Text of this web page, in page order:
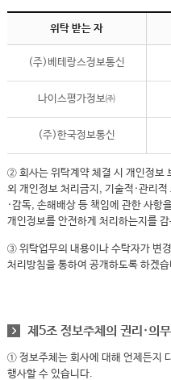
위탁 받는 자
(주)베테랑스정보통신
나이스평가정보㈜
(주)한국정보통신
② 회사는 위탁계약 체결 시 개인정보
외 개인정보 처리금지, 기술적·관리
·감독, 손해배상 등 책임에 관한 사항
개인정보를 안전하게 처리하는지를
③ 위탁업무의 내용이나 수탁자가 변
처리방침을 통하여 공개하도록 하겠
제5조 정보주체의 권리·의
① 정보주체는 회사에 대해 언제든지
행사할 수 있습니다.